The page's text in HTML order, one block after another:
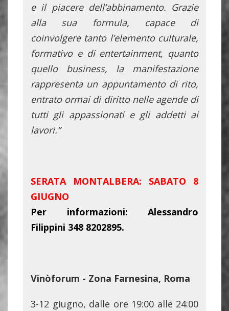
e il piacere dell’abbinamento. Grazie
alla sua formula, capace di
coinvolgere tanto l’elemento culturale,
formativo e di entertainment, quanto
quello business, la manifestazione
rappresenta un appuntamento di rito,
entrato ormai di diritto nelle agende di
tutti gli appassionati e gli addetti ai
lavori.”
SERATA MONTALBERA: SABATO 8
GIUGNO
Per informazioni: Alessandro
Filippini 348 8202895.
Vinòforum - Zona Farnesina, Roma
3-12 giugno, dalle ore 19:00 alle 24:00